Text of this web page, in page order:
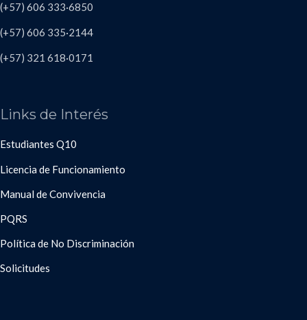
(+57) 606 333·6850
(+57) 606 335·2144
(+57) 321 618·0171
Links de Interés
Estudiantes Q10
Licencia de Funcionamiento
Manual de Convivencia
PQRS
Política de No Discriminación
Solicitudes